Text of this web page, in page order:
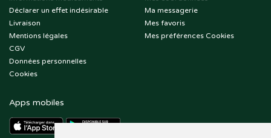
Déclarer un effet indésirable
Livraison
Mentions légales
CGV
Données personnelles
Cookies
Ma messagerie
Mes favoris
Mes préférences Cookies
Apps mobiles